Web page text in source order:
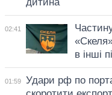
02:41
в інші
01:59
Удари рф по